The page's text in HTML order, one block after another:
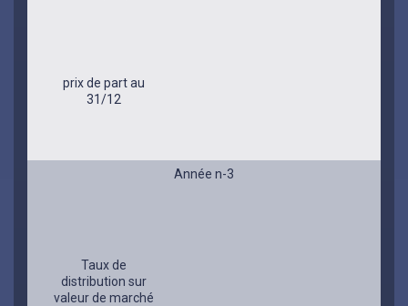
prix de part au
31/12
Année n-3
Taux de
distribution sur
valeur de marché